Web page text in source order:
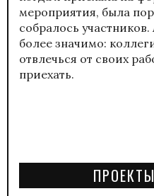
мероприятия, была
собралось
более значимо:
отвлечься от своих
приехать.